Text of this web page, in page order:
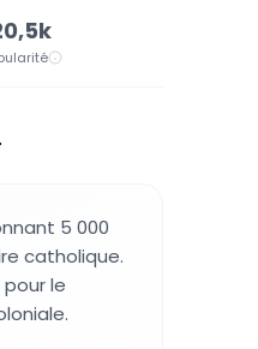
5 000
catholique.
le